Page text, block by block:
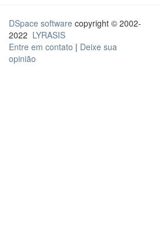
DSpace software copyright © 2002-
2022 LYRASIS
Entre em contato | Deixe sua
opinião